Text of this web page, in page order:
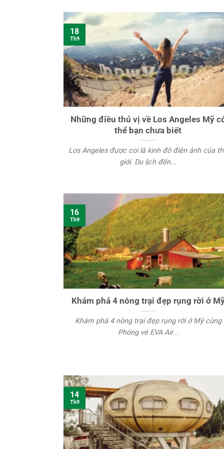
Những điều thú vị về Los Angeles Mỹ
thể bạn chưa biết
Los Angeles được coi là kinh đô điện ảnh của
giới. Du lịch đến...
18
Th9
Khám phá 4 nông trại đẹp rụng rời ở
Khám phá 4 nông trại đẹp rụng rời ở Mỹ cùng
Phòng vé EVA Air...
16
Th9
14
Th9